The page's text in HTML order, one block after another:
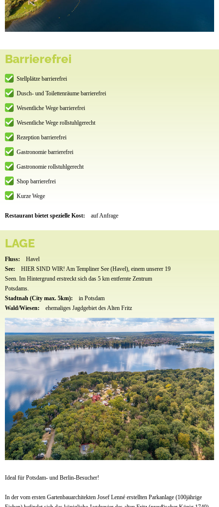
Barrierefrei
Stellplätze barrierefrei
Dusch- und Toilettenräume barrierefrei
Wesentliche Wege barrierefrei
Wesentliche Wege rollstuhlgerecht
Rezeption barrierefrei
Gastronomie barrierefrei
Gastronomie rollstuhlgerecht
Shop barrierefrei
Kurze Wege
Restaurant bietet spezielle Kost: auf Anfrage
LAGE
Fluss:
Havel
See:
HIER SIND WIR! Am Templiner See (Havel), einem unserer 19
Seen. Im Hintergrund erstreckt sich das 5 km entfernte Zentrum
Potsdams.
Stadtnah (City max. 5km):
in Potsdam
Wald/Wiesen:
ehemaliges Jagdgebiet des Alten Fritz
Ideal für Potsdam- und Berlin-Besucher!
In der vom ersten Gartenbauarchitekten Josef Lenné erstellten Parkanlage (100jährige